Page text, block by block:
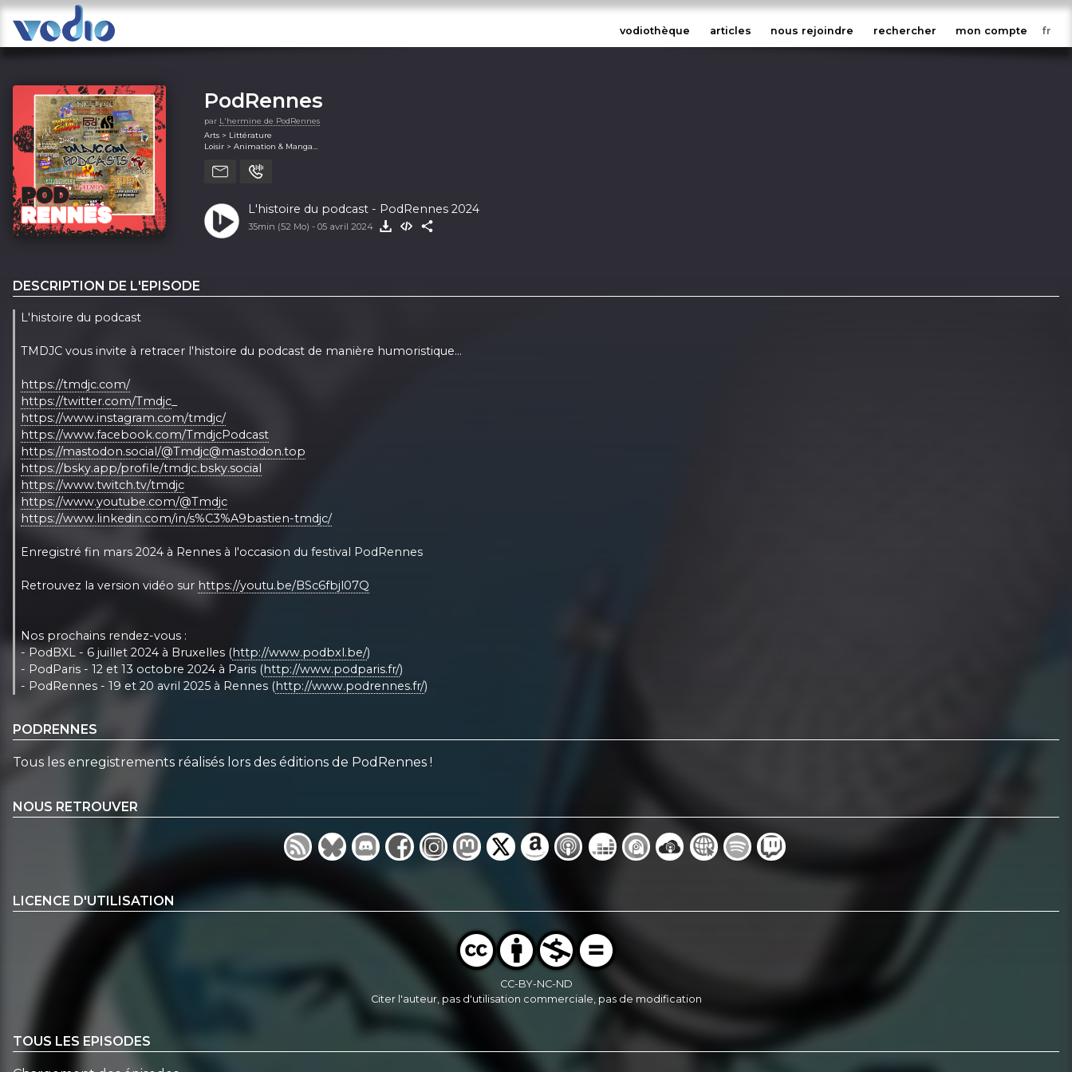
vodiothèque articles nous rejoindre rechercher mon compte
PodRennes
par L'hermine de PodRennes
Arts > Littérature
Loisir > Animation & Manga
Loisir > Jeux vidéos
Société et culture > Documentaire
L'histoire du podcast - PodRennes 2024
35min (52 Mo) - 05 avril 2024
DESCRIPTION DE L'EPISODE
L'histoire du podcast
TMDJC vous invite à retracer l'histoire du podcast de manière humoristique...
https://tmdjc.com/
https://twitter.com/Tmdjc
https://www.instagram.com/tmdjc/
https://www.facebook.com/TmdjcPodcast
https://mastodon.social/@Tmdjc@mastodon.top
https://bsky.app/profile/tmdjc.bsky.social
https://www.twitch.tv/tmdjc
https://www.youtube.com/@Tmdjc
https://www.linkedin.com/in/s%C3%A9bastien-tmdjc/
Enregistré fin mars 2024 à Rennes à l'occasion du festival PodRennes
Retrouvez la version vidéo sur https://youtu.be/BSc6fbjl07Q
Nos prochains rendez-vous :
- PodBXL - 6 juillet 2024 à Bruxelles (http://www.podbxl.be/)
- PodParis - 12 et 13 octobre 2024 à Paris (http://www.podparis.fr/)
- PodRennes - 19 et 20 avril 2025 à Rennes (http://www.podrennes.fr/)
PODRENNES
Tous les enregistrements réalisés lors des éditions de PodRennes !
NOUS RETROUVER
LICENCE D'UTILISATION
CC-BY-NC-ND
Citer l'auteur, pas d'utilisation commerciale, pas de modification
TOUS LES EPISODES